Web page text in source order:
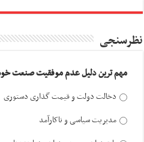
نظرسنجی
مهم ترین دلیل عدم موفقیت صنعت
دخالت دولت و قیمت گذاری دستوری
مدیریت سیاسی و ناکارآمد